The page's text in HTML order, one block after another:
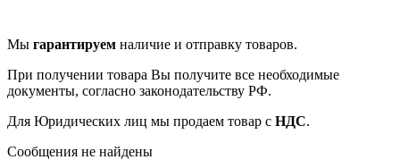
Мы гарантируем наличие и отправку товаров.
При получении товара Вы получите все необходимые
документы, согласно законодательству РФ.
Для Юридических лиц мы продаем товар с НДС.
Сообщения не найдены